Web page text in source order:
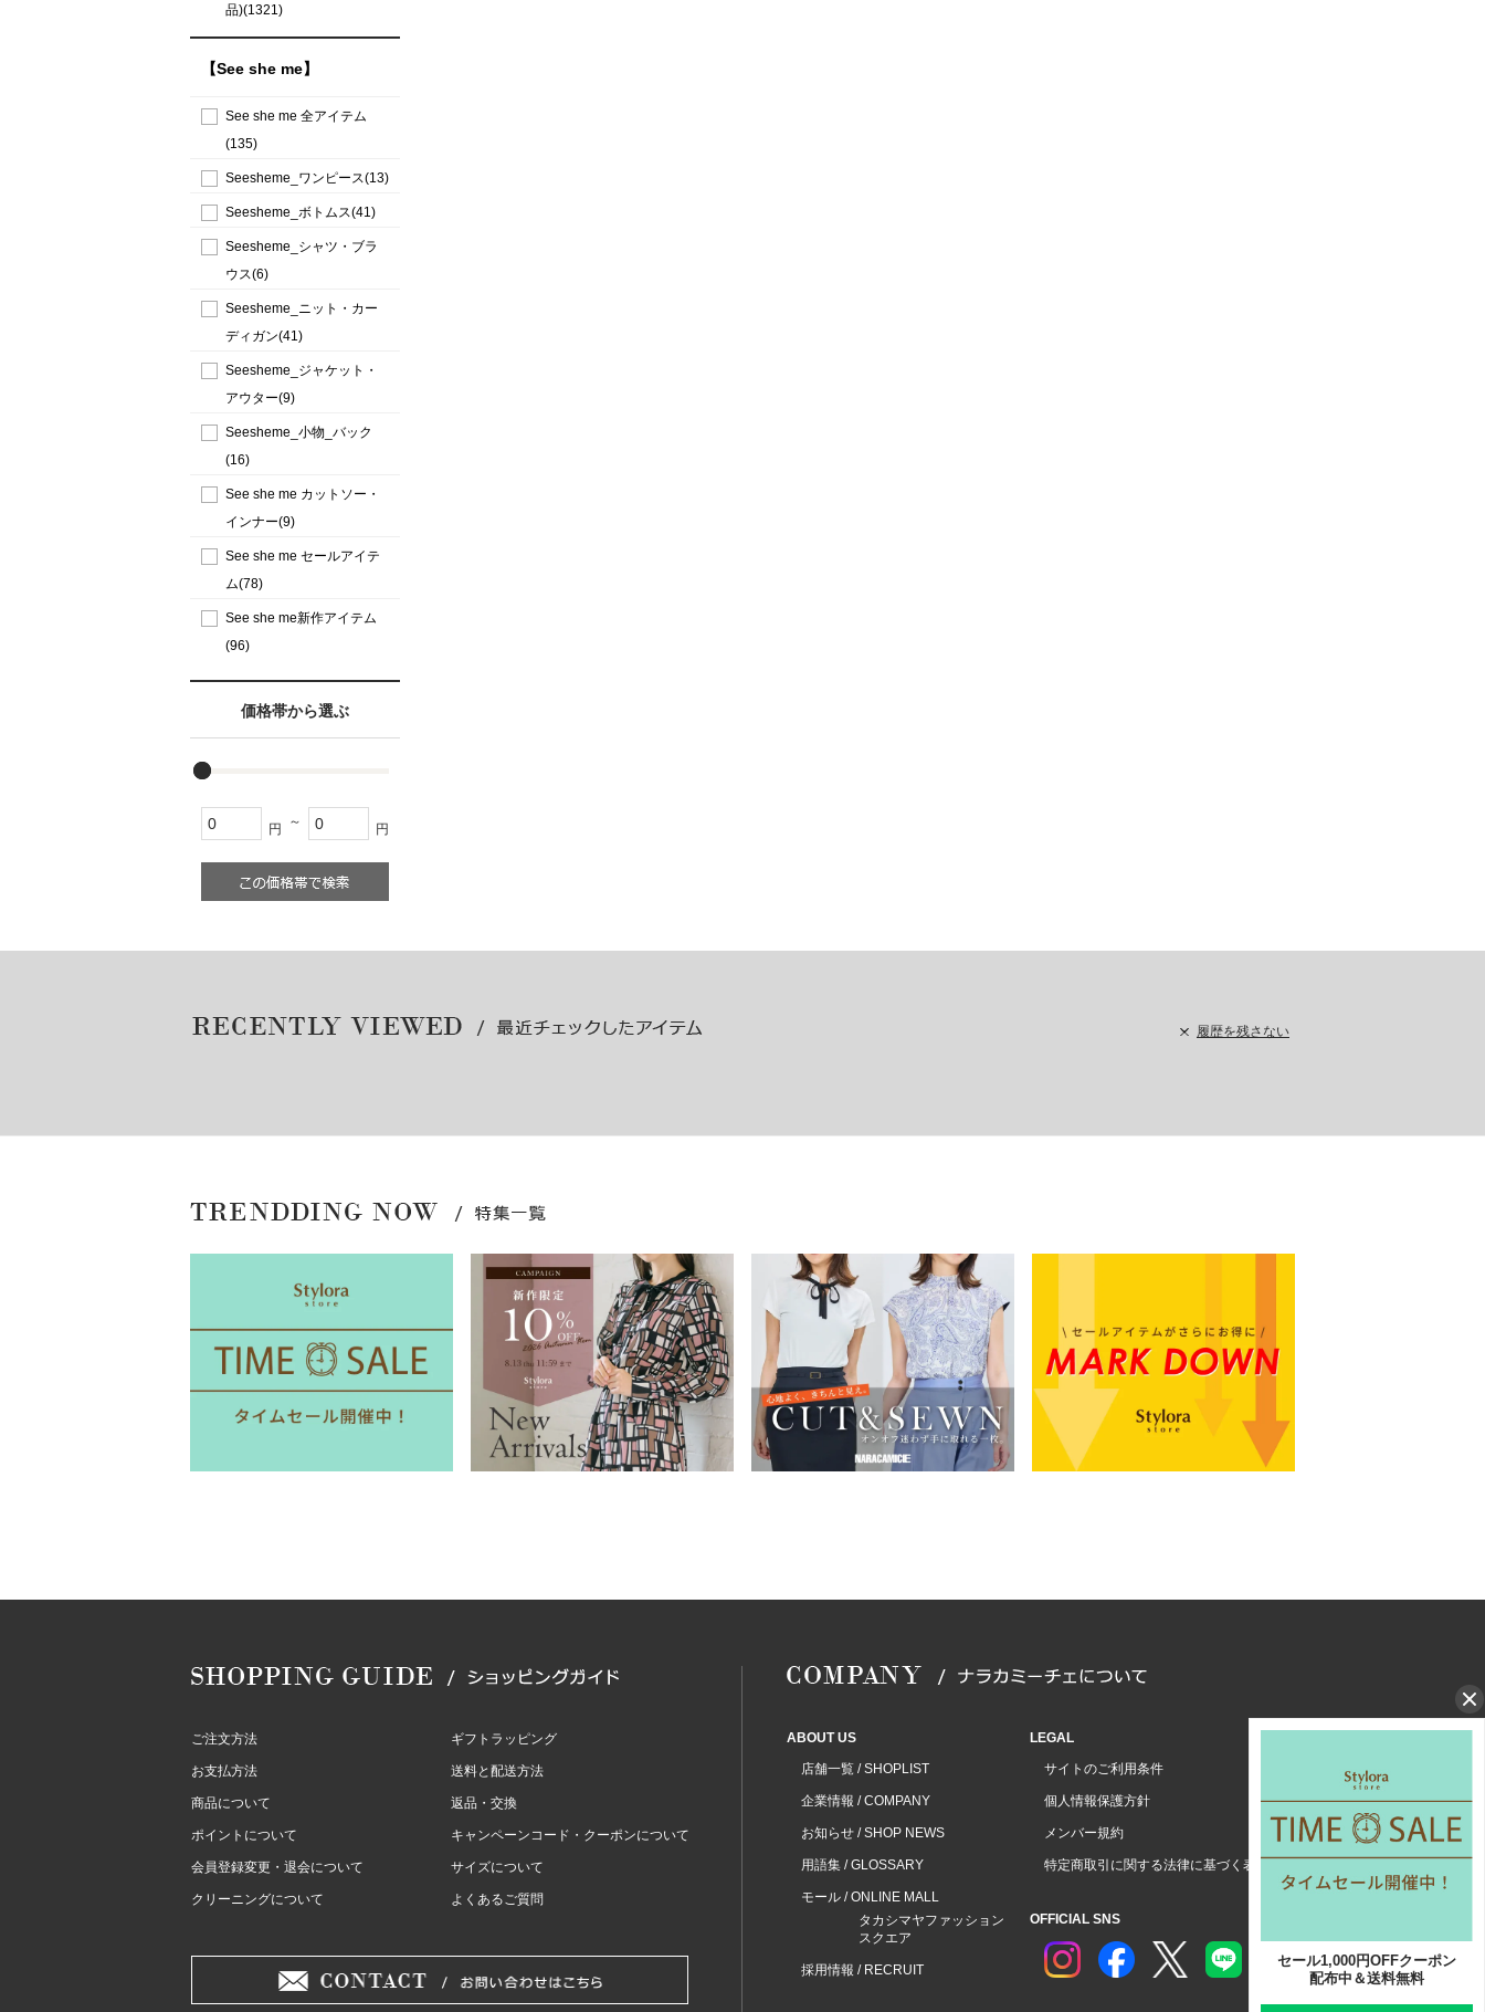
品)(1321)
【See she me】
See she me 全アイテム
(135)
Seesheme_ワンピース(13)
Seesheme_ボトムス(41)
Seesheme_シャツ・ブラ
ウス(6)
Seesheme_ニット・カー
ディガン(41)
Seesheme_ジャケット・
アウター(9)
Seesheme_小物_バック
(16)
See she me カットソー・
インナー(9)
See she me セールアイテ
ム(78)
See she me新作アイテム
(96)
価格帯から選ぶ
円 ～ 円
履歴を残さない
ご注文方法 ギフトラッピング
お支払方法 送料と配送方法
商品について 返品・交換
ポイントについて キャンペーンコード・クーポンについて
会員登録変更・退会について サイズについて
クリーニングについて よくあるご質問
ABOUT US
店舗一覧 / SHOPLIST
企業情報 / COMPANY
お知らせ / SHOP NEWS
用語集 / GLOSSARY
モール / ONLINE MALL
タカシマヤファッション
スクエア
採用情報 / RECRUIT
LEGAL
サイトのご利用条件
個人情報保護方針
メンバー規約
特定商取引に関する法律に基づく表示
OFFICIAL SNS
セール1,000円OFFクーポン
配布中＆送料無料